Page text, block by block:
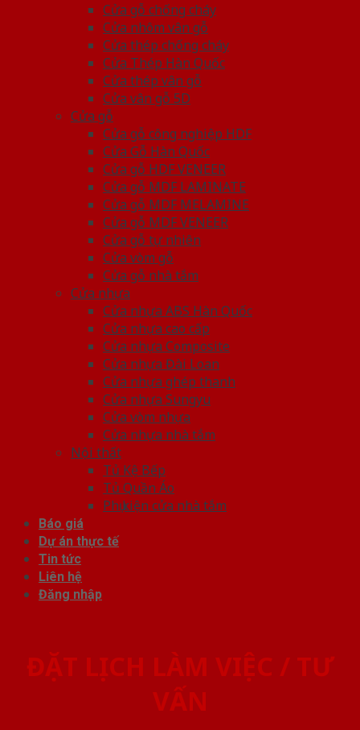
Cửa gỗ chống cháy
Cửa nhôm vân gỗ
Cửa thép chống cháy
Cửa Thép Hàn Quốc
Cửa thép vân gỗ
Cửa vân gỗ 5D
Cửa gỗ
Cửa gỗ công nghiệp HDF
Cửa Gỗ Hàn Quốc
Cửa gỗ HDF VENEER
Cửa gỗ MDF LAMINATE
Cửa gỗ MDF MELAMINE
Cửa gỗ MDF VENEER
Cửa gỗ tự nhiên
Cửa vòm gỗ
Cửa gỗ nhà tắm
Cửa nhựa
Cửa nhựa ABS Hàn Quốc
Cửa nhựa cao cấp
Cửa nhựa Composite
Cửa nhựa Đài Loan
Cửa nhựa ghép thanh
Cửa nhựa Sungyu
Cửa vòm nhựa
Cửa nhựa nhà tắm
Nội thất
Tủ Kệ Bếp
Tủ Quần Áo
Phụ kiện cửa nhà tắm
Báo giá
Dự án thực tế
Tin tức
Liên hệ
Đăng nhập
ĐẶT LỊCH LÀM VIỆC / TƯ
VẤN